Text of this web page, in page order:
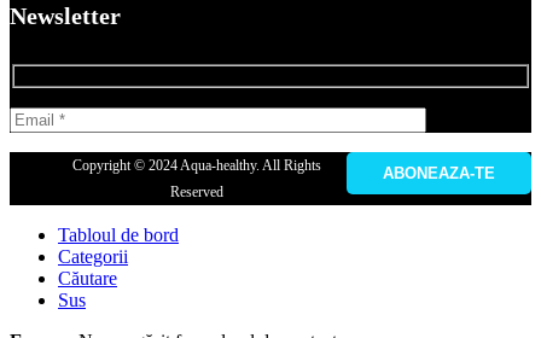
Newsletter
Copyright © 2024 Aqua-healthy. All Rights
Reserved
Tabloul de bord
Categorii
Căutare
Sus